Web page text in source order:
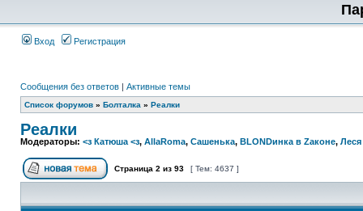
Вход Регистрация
Сообщения без ответов | Активные темы
Список форумов » Болталка » Реалки
Реалки
Модераторы: <з Катюша <з, AllaRoma, Сашенька, BLONDинка в Zаконе, Леся
Страница 2 из 93 [ Тем: 4637 ]